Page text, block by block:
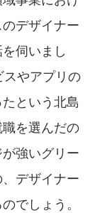
デザイナー
伺いまし
やアプリの
という北島
を選んだの
強いグリー
デザイナー
でしょう。